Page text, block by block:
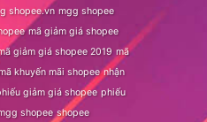
shopee.vn mgg shopee
mã giảm giá shopee
giảm giá shopee 2019 mã
khuyến mãi shopee nhận
giảm giá shopee phiếu
shopee shopee